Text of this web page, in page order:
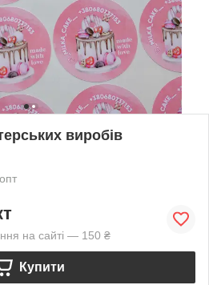
виробів
на сайті — 150 ₴
Купити